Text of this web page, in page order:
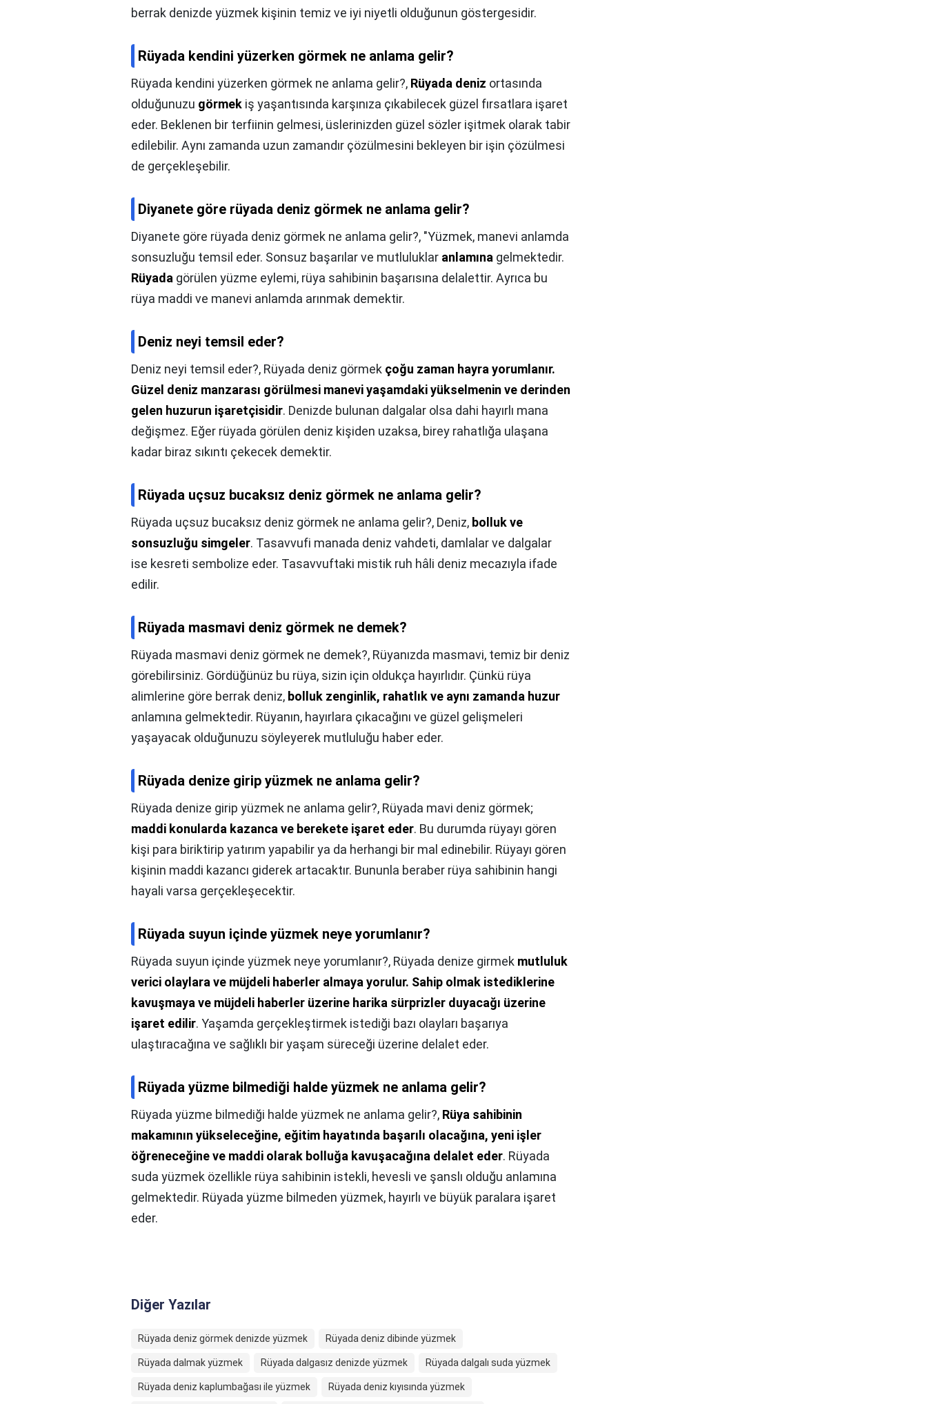
berrak denizde yüzmek kişinin temiz ve iyi niyetli olduğunun göstergesidir.
Rüyada kendini yüzerken görmek ne anlama gelir?
Rüyada kendini yüzerken görmek ne anlama gelir?, Rüyada deniz ortasında
olduğunuzu görmek iş yaşantısında karşınıza çıkabilecek güzel fırsatlara işaret
eder. Beklenen bir terfiinin gelmesi, üslerinizden güzel sözler işitmek olarak tabir
edilebilir. Aynı zamanda uzun zamandır çözülmesini bekleyen bir işin çözülmesi
de gerçekleşebilir.
Diyanete göre rüyada deniz görmek ne anlama gelir?
Diyanete göre rüyada deniz görmek ne anlama gelir?, "Yüzmek, manevi anlamda
sonsuzluğu temsil eder. Sonsuz başarılar ve mutluluklar anlamına gelmektedir.
Rüyada görülen yüzme eylemi, rüya sahibinin başarısına delalettir. Ayrıca bu
rüya maddi ve manevi anlamda arınmak demektir.
Deniz neyi temsil eder?
Deniz neyi temsil eder?, Rüyada deniz görmek çoğu zaman hayra yorumlanır.
Güzel deniz manzarası görülmesi manevi yaşamdaki yükselmenin ve derinden
gelen huzurun işaretçisidir. Denizde bulunan dalgalar olsa dahi hayırlı mana
değişmez. Eğer rüyada görülen deniz kişiden uzaksa, birey rahatlığa ulaşana
kadar biraz sıkıntı çekecek demektir.
Rüyada uçsuz bucaksız deniz görmek ne anlama gelir?
Rüyada uçsuz bucaksız deniz görmek ne anlama gelir?, Deniz, bolluk ve
sonsuzluğu simgeler. Tasavvufi manada deniz vahdeti, damlalar ve dalgalar
ise kesreti sembolize eder. Tasavvuftaki mistik ruh hâli deniz mecazıyla ifade
edilir.
Rüyada masmavi deniz görmek ne demek?
Rüyada masmavi deniz görmek ne demek?, Rüyanızda masmavi, temiz bir deniz
görebilirsiniz. Gördüğünüz bu rüya, sizin için oldukça hayırlıdır. Çünkü rüya
alimlerine göre berrak deniz, bolluk zenginlik, rahatlık ve aynı zamanda huzur
anlamına gelmektedir. Rüyanın, hayırlara çıkacağını ve güzel gelişmeleri
yaşayacak olduğunuzu söyleyerek mutluluğu haber eder.
Rüyada denize girip yüzmek ne anlama gelir?
Rüyada denize girip yüzmek ne anlama gelir?, Rüyada mavi deniz görmek;
maddi konularda kazanca ve berekete işaret eder. Bu durumda rüyayı gören
kişi para biriktirip yatırım yapabilir ya da herhangi bir mal edinebilir. Rüyayı gören
kişinin maddi kazancı giderek artacaktır. Bununla beraber rüya sahibinin hangi
hayali varsa gerçekleşecektir.
Rüyada suyun içinde yüzmek neye yorumlanır?
Rüyada suyun içinde yüzmek neye yorumlanır?, Rüyada denize girmek mutluluk
verici olaylara ve müjdeli haberler almaya yorulur. Sahip olmak istediklerine
kavuşmaya ve müjdeli haberler üzerine harika sürprizler duyacağı üzerine
işaret edilir. Yaşamda gerçekleştirmek istediği bazı olayları başarıya
ulaştıracağına ve sağlıklı bir yaşam süreceği üzerine delalet eder.
Rüyada yüzme bilmediği halde yüzmek ne anlama gelir?
Rüyada yüzme bilmediği halde yüzmek ne anlama gelir?, Rüya sahibinin
makamının yükseleceğine, eğitim hayatında başarılı olacağına, yeni işler
öğreneceğine ve maddi olarak bolluğa kavuşacağına delalet eder. Rüyada
suda yüzmek özellikle rüya sahibinin istekli, hevesli ve şanslı olduğu anlamına
gelmektedir. Rüyada yüzme bilmeden yüzmek, hayırlı ve büyük paralara işaret
eder.
Diğer Yazılar
Rüyada deniz görmek denizde yüzmek Rüyada deniz dibinde yüzmek
Rüyada dalmak yüzmek Rüyada dalgasız denizde yüzmek Rüyada dalgalı suda yüzmek
Rüyada deniz kaplumbağası ile yüzmek Rüyada deniz kıyısında yüzmek